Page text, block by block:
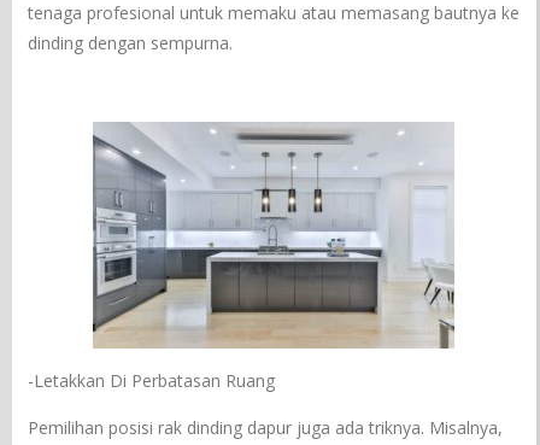
tenaga profesional untuk memaku atau memasang bautnya ke
dinding dengan sempurna.
-Letakkan Di Perbatasan Ruang
Pemilihan posisi rak dinding dapur juga ada triknya. Misalnya,